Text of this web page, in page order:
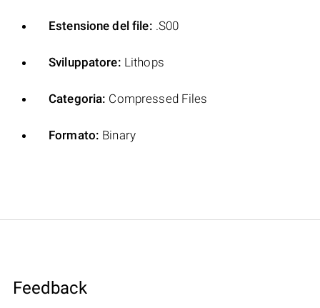
Estensione del file: .S00
Sviluppatore: Lithops
Categoria: Compressed Files
Formato: Binary
Feedback